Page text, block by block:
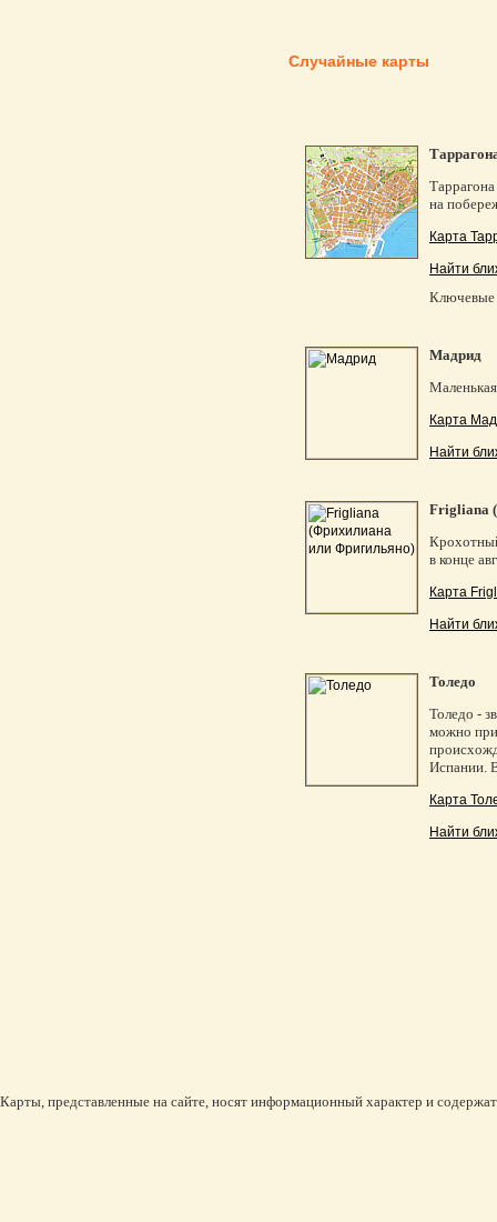
Случайные карты
на
Карта
Найти
Ключевые
Мадрид
Карта
Найти
Frigliana
в конце
Карта
Найти
Толедо
Толедо -
можно
Испании.
Карта
Найти
Карты, представленные на сайте, носят информационный характер и